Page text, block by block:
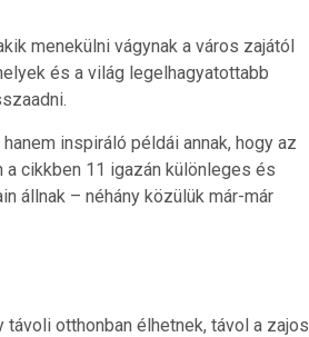
menekülni vágynak a város zajától
és a világ legelhagyatottabb
inspiráló példái annak, hogy az
cikkben 11 igazán különleges és
állnak – néhány közülük már-már
otthonban élhetnek, távol a zajos